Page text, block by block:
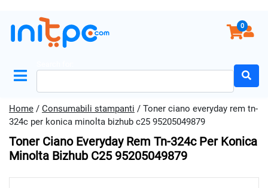
Home / Consumabili stampanti / Toner ciano everyday rem tn-
324c per konica minolta bizhub c25 95205049879
Toner Ciano Everyday Rem Tn-324c Per Konica
Minolta Bizhub C25 95205049879